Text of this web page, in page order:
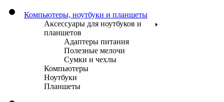
Компьютеры, ноутбуки и планшеты
Аксессуары для ноутбуков и
планшетов
Адаптеры питания
Полезные мелочи
Сумки и чехлы
Компьютеры
Ноутбуки
Планшеты